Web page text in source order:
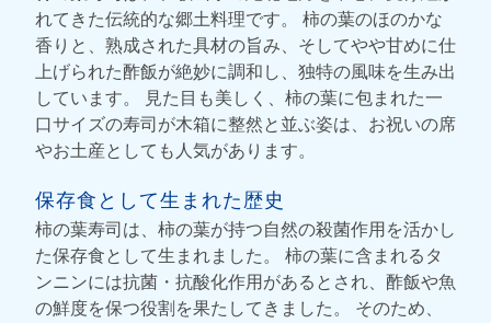
れてきた伝統的な郷土料理です。 柿の葉のほのかな
香りと、熟成された具材の旨み、そしてやや甘めに仕
上げられた酢飯が絶妙に調和し、独特の風味を生み出
しています。 見た目も美しく、柿の葉に包まれた一
口サイズの寿司が木箱に整然と並ぶ姿は、お祝いの席
やお土産としても人気があります。
保存食として生まれた歴史
柿の葉寿司は、柿の葉が持つ自然の殺菌作用を活かし
た保存食として生まれました。 柿の葉に含まれるタ
ンニンには抗菌・抗酸化作用があるとされ、酢飯や魚
の鮮度を保つ役割を果たしてきました。 そのため、